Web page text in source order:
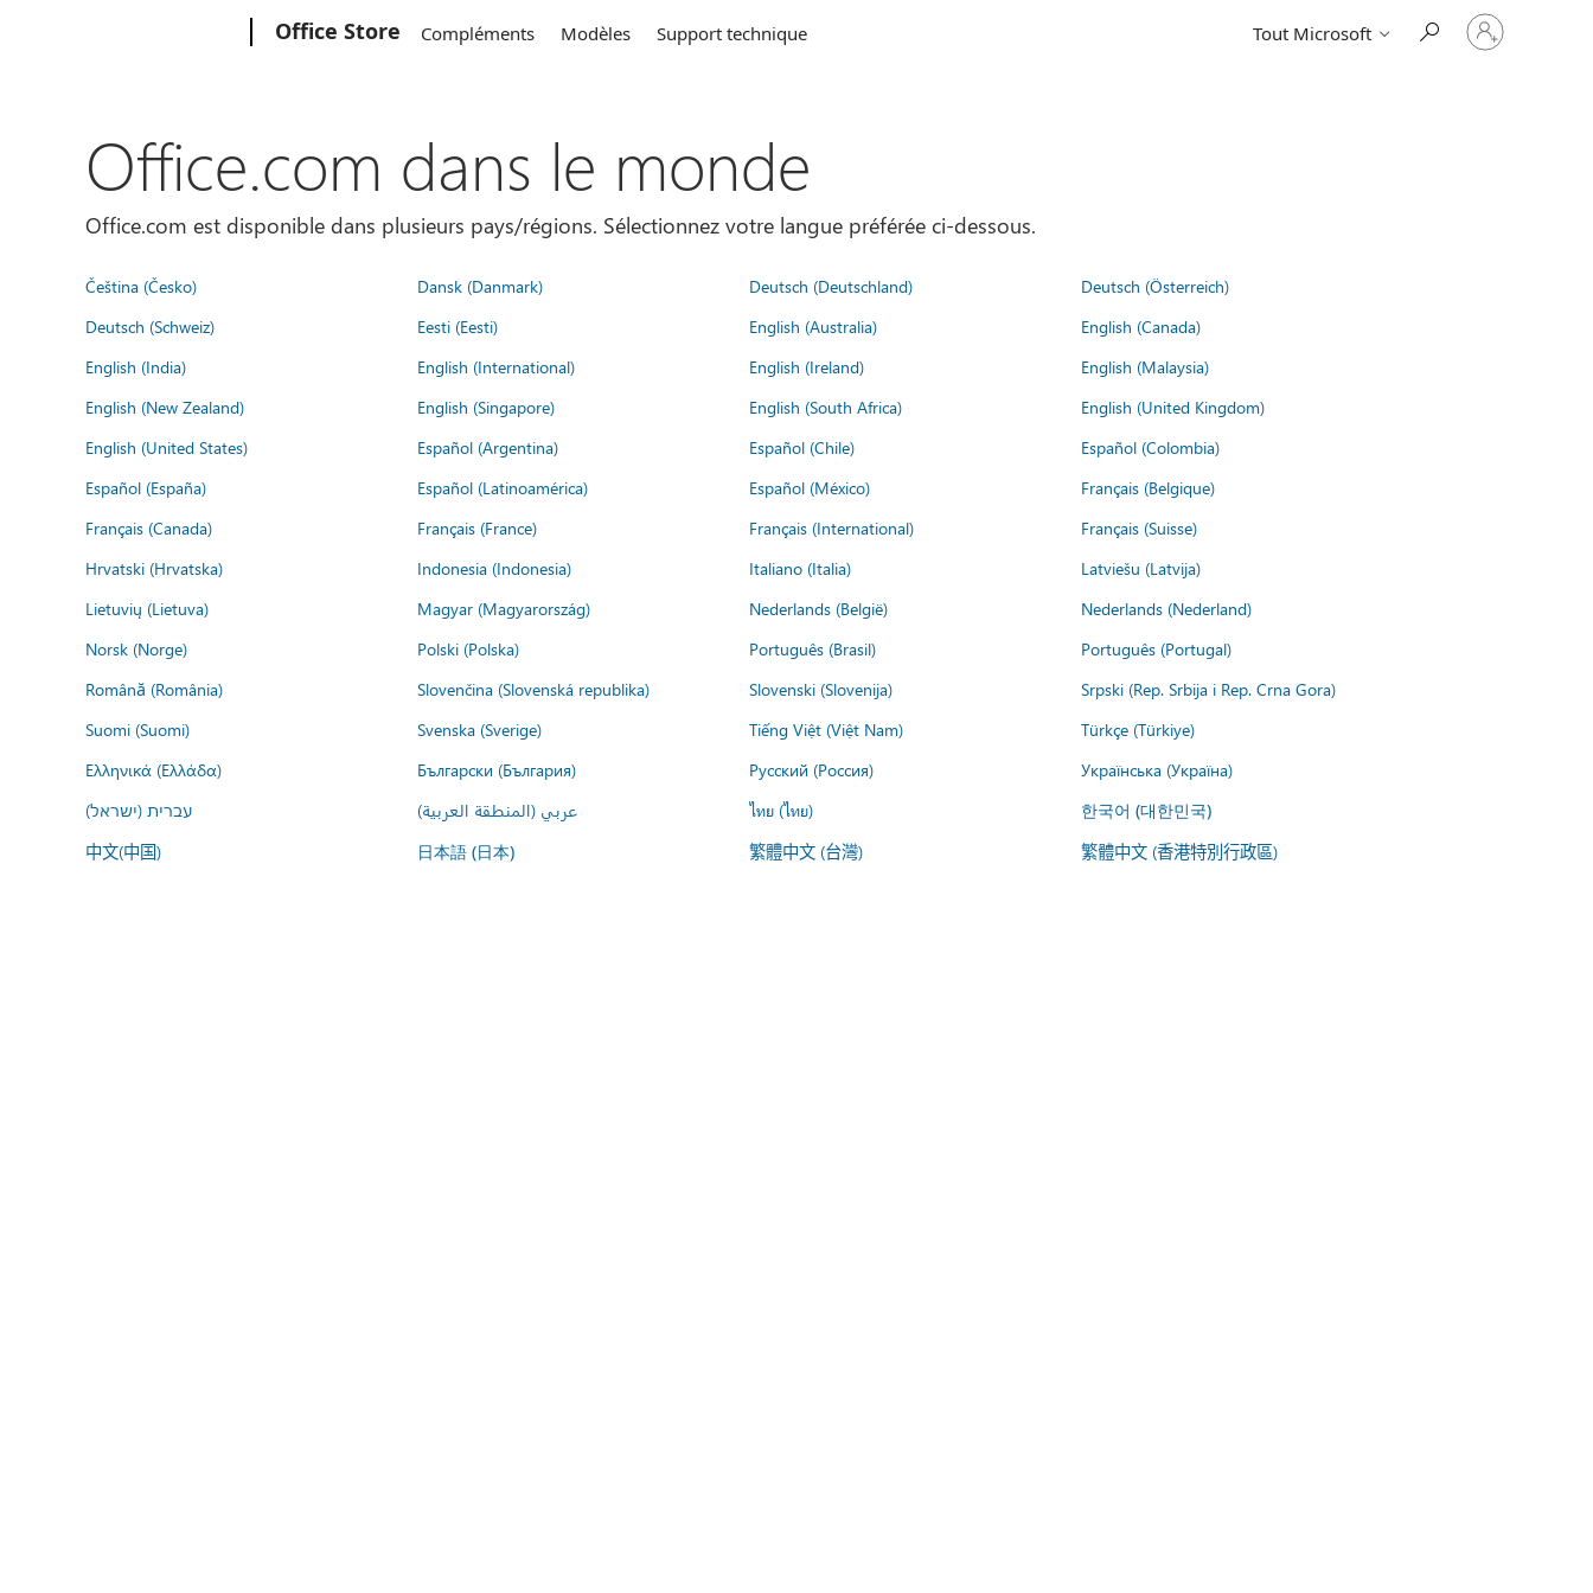
Office Store Compléments Modèles Support technique Tout Microsoft
Connectez-
vous
Office.com dans le monde
Office.com est disponible dans plusieurs pays/régions. Sélectionnez votre langue préférée ci-dessous.
Čeština (Česko) Dansk (Danmark) Deutsch (Deutschland)
Deutsch (Österreich)
Deutsch (Schweiz)
Eesti (Eesti) English (Australia)
English (Canada)
English (India)
English (International) English (Ireland)
English (Malaysia)
English (New Zealand)
English (Singapore) English (South Africa)
English (United Kingdom)
English (United States)
Español (Argentina) Español (Chile)
Español (Colombia)
Español (España)
Español (Latinoamérica) Español (México)
Français (Belgique)
Français (Canada)
Français (France) Français (International)
Français (Suisse)
Hrvatski (Hrvatska)
Indonesia (Indonesia) Italiano (Italia)
Latviešu (Latvija)
Lietuvių (Lietuva)
Magyar (Magyarország) Nederlands (België)
Nederlands (Nederland)
Norsk (Norge)
Polski (Polska) Português (Brasil)
Português (Portugal)
Română (România)
Slovenčina (Slovenská republika) Slovenski (Slovenija)
Srpski (Rep. Srbija i Rep. Crna Gora)
Suomi (Suomi)
Svenska (Sverige) Tiếng Việt (Việt Nam)
Türkçe (Türkiye)
Ελληνικά (Ελλάδα)
Български (България) Русский (Россия)
Українська (Україна)
עברית (ישראל)
عربي (المنطقة العربية) ไทย (ไทย) 한국어 (대한민국)
中文(中国) 日本語 (日本) 繁體中文 (台灣) 繁體中文 (香港特別行政區)